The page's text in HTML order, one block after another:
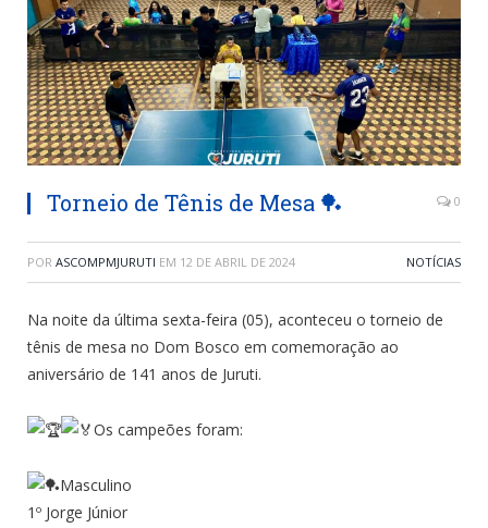
Torneio de Tênis de Mesa 🏓 0
POR ASCOMPMJURUTI EM 12 DE ABRIL DE 2024 NOTÍCIAS
Na noite da última sexta-feira (05), aconteceu o torneio de
tênis de mesa no Dom Bosco em comemoração ao
aniversário de 141 anos de Juruti.
Os campeões foram:
Masculino
1º Jorge Júnior